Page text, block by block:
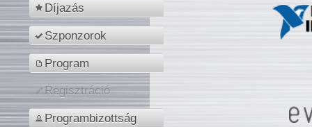
Díjazás
Szponzorok
Program
Regisztráció
Programbizottság